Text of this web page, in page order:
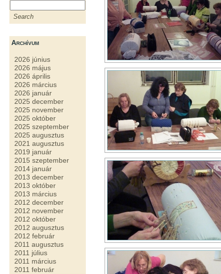
Archívum
2026 június
2026 május
2026 április
2026 március
2026 január
2025 december
2025 november
2025 október
2025 szeptember
2025 augusztus
2021 augusztus
2019 január
2015 szeptember
2014 január
2013 december
2013 október
2013 március
2012 december
2012 november
2012 október
2012 augusztus
2012 február
2011 augusztus
2011 július
2011 március
2011 február